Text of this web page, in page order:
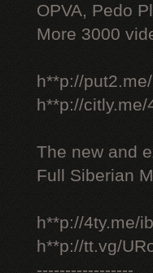
OPVA, Pedo
More 3000
h**p://
h**p://citly.me/
The new and
Full Siberian
h**p://4ty.me/
h**p://tt.vg/